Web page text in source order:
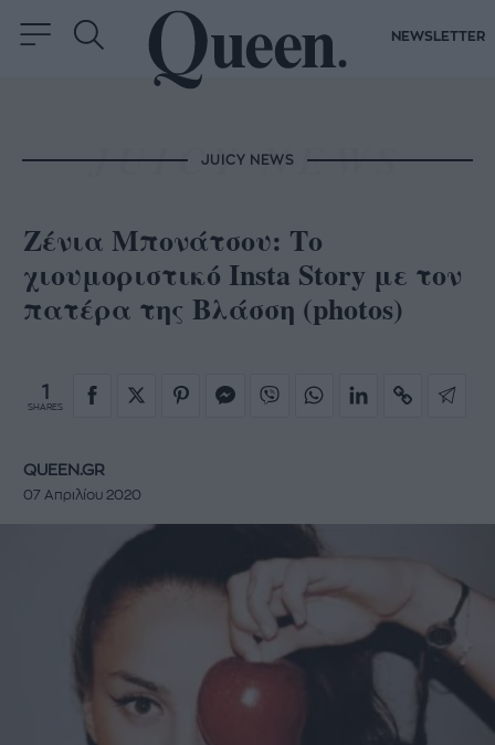
NEWSLETTER
JUICY NEWS
Ζένια Μπονάτσου: Το
χιουμοριστικό Insta Story με τον
πατέρα της Bλάσση (photos)
1
SHARES
QUEEN.GR
07 Απριλίου 2020